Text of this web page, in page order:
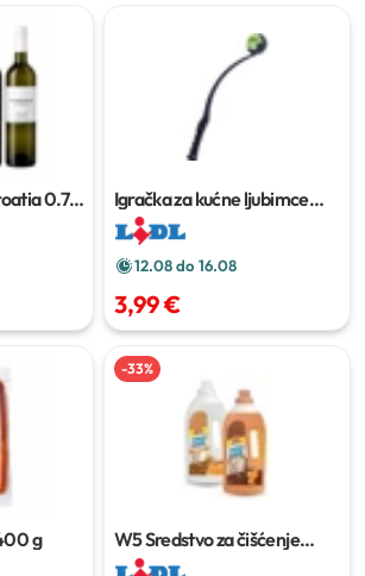
0.75
Igračka za kućne ljubimce
kom
12.08 do 16.08
3,99 €
g
-33%
W5 Sredstvo za čišćenje
poda1 l